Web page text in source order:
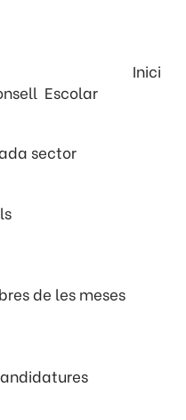
Inici
Consell Escolar
sector
de les meses
(inclòs)